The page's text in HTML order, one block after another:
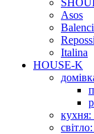
Asos
Repossi
Italina
HOUSE-K
кухня: